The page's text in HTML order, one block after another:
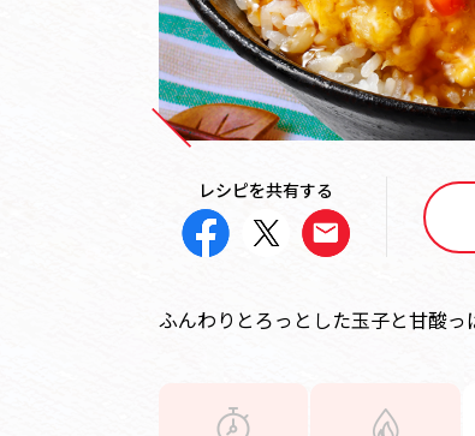
レシピを共有する
ふんわりとろっとした玉子と甘酸っ